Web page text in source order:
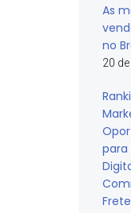
As
no
20
para